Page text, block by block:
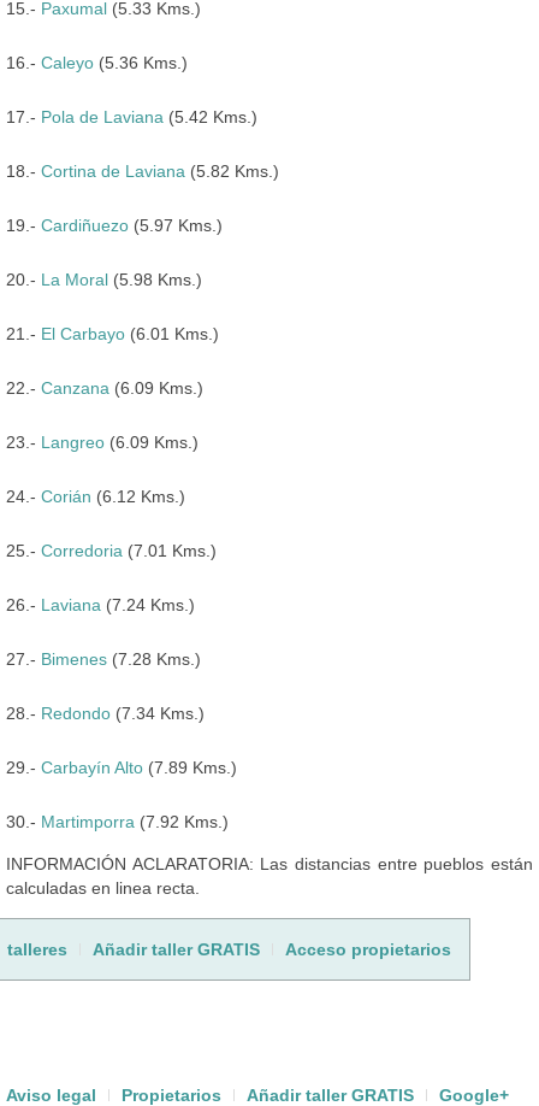
15.- Paxumal (5.33 Kms.)
16.- Caleyo (5.36 Kms.)
17.- Pola de Laviana (5.42 Kms.)
18.- Cortina de Laviana (5.82 Kms.)
19.- Cardiñuezo (5.97 Kms.)
20.- La Moral (5.98 Kms.)
21.- El Carbayo (6.01 Kms.)
22.- Canzana (6.09 Kms.)
23.- Langreo (6.09 Kms.)
24.- Corián (6.12 Kms.)
25.- Corredoria (7.01 Kms.)
26.- Laviana (7.24 Kms.)
27.- Bimenes (7.28 Kms.)
28.- Redondo (7.34 Kms.)
29.- Carbayín Alto (7.89 Kms.)
30.- Martimporra (7.92 Kms.)
INFORMACIÓN ACLARATORIA: Las distancias entre pueblos están
calculadas en linea recta.
talleres Añadir taller GRATIS Acceso propietarios
Aviso legal Propietarios Añadir taller GRATIS Google+